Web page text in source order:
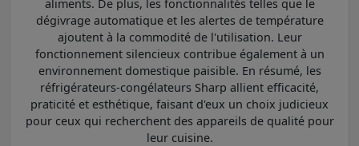
aliments. De plus, les fonctionnalités telles que le
dégivrage automatique et les alertes de température
ajoutent à la commodité de l'utilisation. Leur
fonctionnement silencieux contribue également à un
environnement domestique paisible. En résumé, les
réfrigérateurs-congélateurs Sharp allient efficacité,
praticité et esthétique, faisant d'eux un choix judicieux
pour ceux qui recherchent des appareils de qualité pour
leur cuisine.